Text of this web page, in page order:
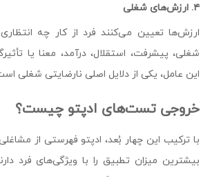
۴. ارزش‌های شغلی
ارزش‌ها تعیین می‌کنند فرد از کار چه انتظاری
شغلی، پیشرفت، استقلال، درآمد، معنا یا
این عامل، یکی از دلایل اصلی نارضایتی شغلی
خروجی تست‌های ادپتو چیست؟
با ترکیب این چهار بُعد، ادپتو فهرستی از
بیشترین میزان تطبیق را با ویژگی‌های فرد